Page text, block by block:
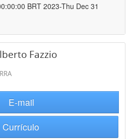
BRT 2023-Thu Dec 31
Fazzio
E-mail
Currículo